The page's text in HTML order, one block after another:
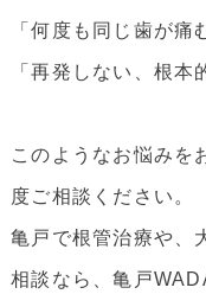
「何度も同じ歯が痛
「再発しない、根本
このようなお悩みを
度ご相談ください。
亀戸で根管治療や、
相談なら、亀戸